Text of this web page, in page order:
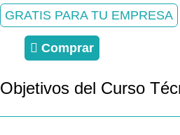
original
era:
150,00 €.
actual
es:
GRATIS PARA TU EMPRESA
Comprar
Objetivos del Curso